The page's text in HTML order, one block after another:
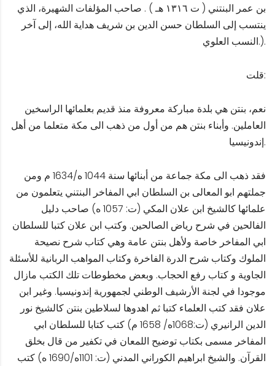
بن عمر البنتني ( ت ١٣١٦ هـ ) . صاحب المؤلفات الشهيرة، الذي
ينتسب إلى السلطان حسن الدين بن شريف هداية الله، إلى آخر
النسب العلوي.).
قلت:
نعم، بنتن هي بلدة مباركة معروفة منذ قديم بعلمائها الراسخين
العاملين. وأبناء بنتن هم من أول من ذهب الى مكة متعلما من أهل
إندونيسيا.
فقد ذهب الى مكة جماعة من أبنائها سنة 1044 ه/1634 م ومن
جملتهم ابو المعالى بن السلطان ابي المفاخر البنتني يتعلمون من
علمائها كالشيخ ابن علان المكي (ت: 1057 ه) صاحب دليل
الفالحين في شرح رياض الصالحين. وكتب ابن علان كتبا للسلطان
ابي المفاخر خاصة ولأهل بنتن عامة وهي كتاب شرح نصيحة
الملوك وكتاب شرح الدرة الفاخرة وكتاب المواهب الربانية للأسئلة
الجاوية و كتاب رفع الحجاب. وبعض مخطوطات تلك الكتب مازال
موجودا في لجنة الأرشيف الوطني لجمهورية إندونيسيا. وغير ابن
علان فقد كتب العلماء كتبا ثم اهدوها لسلاطين بنتن كالشيخ نور
الدين الرانيري (ت:1068ه/ 1658 م) كتب كتابا للسلطان ابي
المفاخر مسمى بكتاب توضيح اللمعان في تكفير من قال بخلق
القرآن. والشيخ ابراهيم الكوراني المدني (ت: 1101ه/1690 ه) كتب